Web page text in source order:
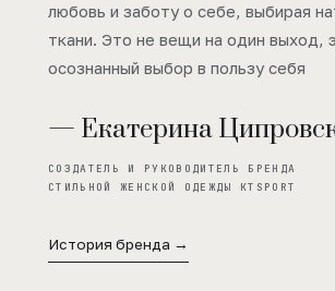
любовь и заботу о себе, выбирая
ткани. Это не вещи на один выход,
осознанный выбор в пользу себя
— Екатерина
СОЗДАТЕЛЬ И РУКОВОДИТЕЛЬ БРЕНДА
СТИЛЬНОЙ ЖЕНСКОЙ ОДЕЖДЫ KTSPORT
История бренда →